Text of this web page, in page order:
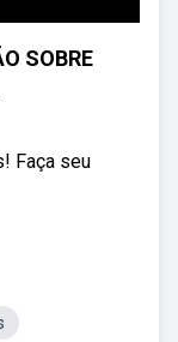
SOBRE
Faça seu